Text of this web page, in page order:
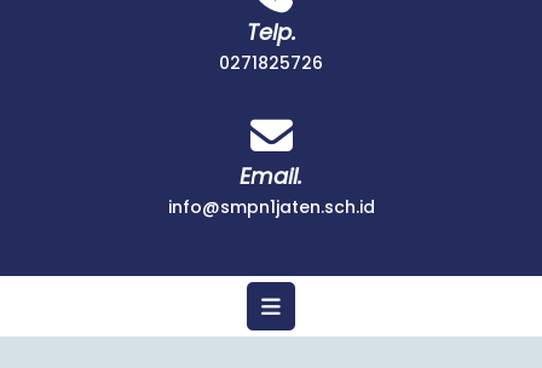
Telp.
0271825726
Email.
info@smpn1jaten.sch.id